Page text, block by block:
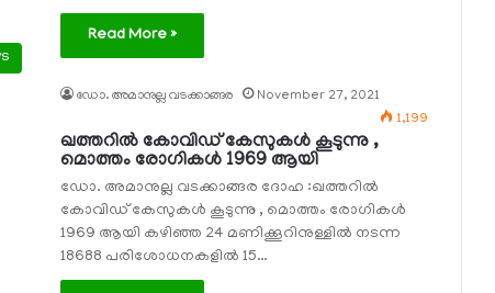
Read More »
ഡോ. അമാനുല്ല വടക്കാങ്ങര
November 27, 2021
1,199
ഖത്തറില്‍ കോവിഡ് കേസുകള്‍ കൂടുന്നു ,
മൊത്തം രോഗികള്‍ 1969 ആയി
ഡോ. അമാനുല്ല വടക്കാങ്ങര ദോഹ :ഖത്തറില്‍
കോവിഡ് കേസുകള്‍ കൂടുന്നു , മൊത്തം രോഗികള്‍
1969 ആയി കഴിഞ്ഞ 24 മണിക്കൂറിനുള്ളില്‍ നടന്ന
18688 പരിശോധനകളില്‍ 15…